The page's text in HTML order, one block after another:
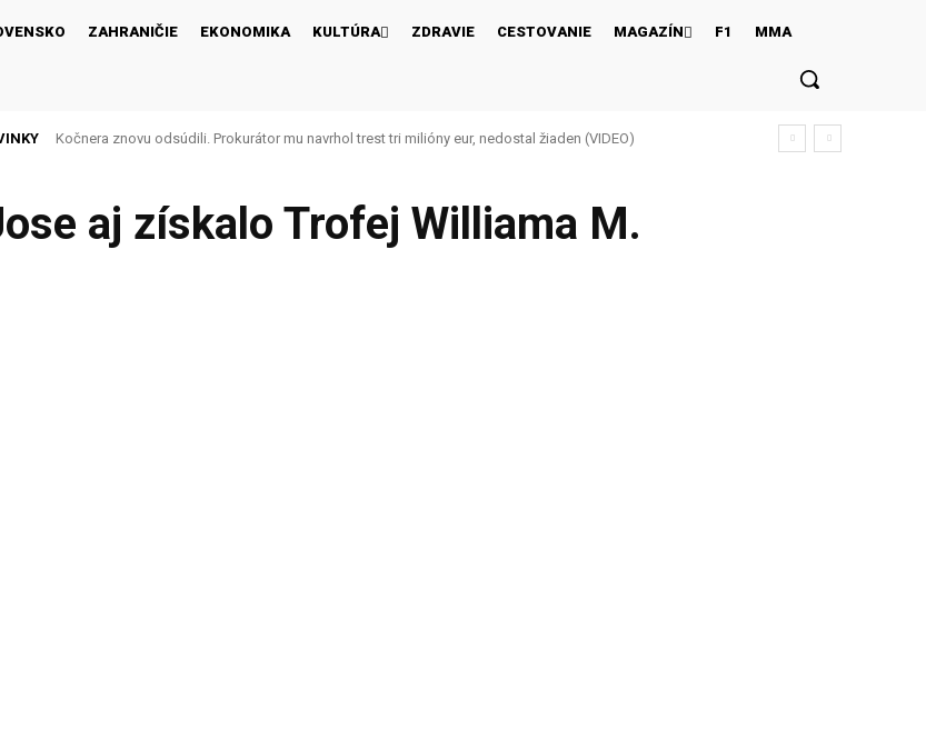
ZAHRANIČIE EKONOMIKA KULTÚRA ZDRAVIE CESTOVANIE MAGAZÍN F1 MMA
Kočnera znovu odsúdili. Prokurátor mu navrhol trest tri milióny eur, nedostal žiaden (VIDEO)
aj získalo Trofej Williama M.